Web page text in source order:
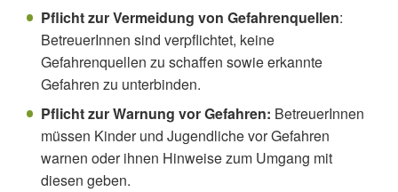
Pflicht zur Vermeidung von Gefahrenquellen:
BetreuerInnen sind verpflichtet, keine
Gefahrenquellen zu schaffen sowie erkannte
Gefahren zu unterbinden.
Pflicht zur Warnung vor Gefahren: BetreuerInnen
müssen Kinder und Jugendliche vor Gefahren
warnen oder ihnen Hinweise zum Umgang mit
diesen geben.